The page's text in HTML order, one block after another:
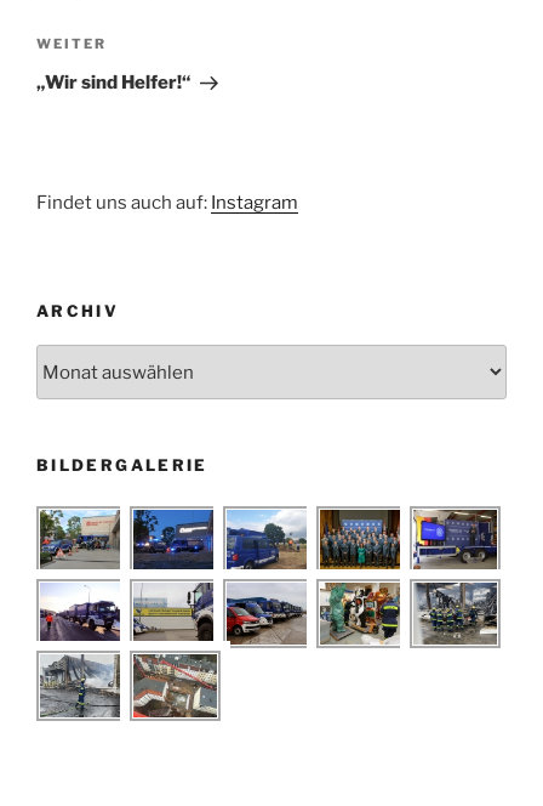
Nächster
Beitrag
WEITER
„Wir sind Helfer!“
Findet uns auch auf: Instagram
ARCHIV
BILDERGALERIE